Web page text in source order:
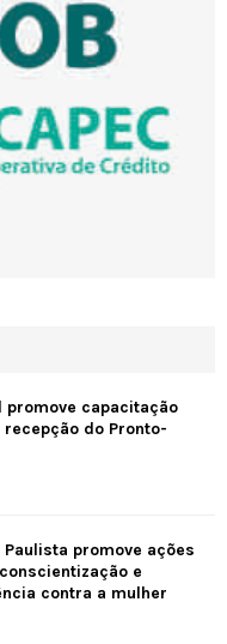
promove capacitação
do Pronto-
promove ações
e
contra a mulher